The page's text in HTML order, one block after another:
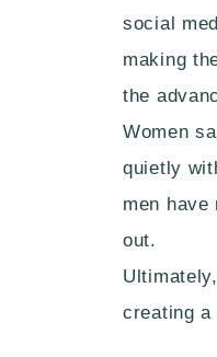
social
making
the
Women
quietly
men have
out.
creating a